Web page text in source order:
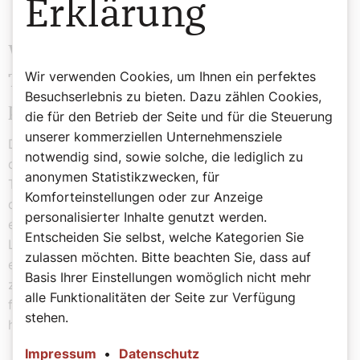
Wie beeinflussen einander die
Theologie als Wissenschaft und Ihre
persönliche Spiritualität?
Darauf antworte ich mit einem rabbinischen Zitat, in
dem es heißt: ‚Auf drei Säulen ruht die Welt. Auf der
Tora, also auf dem Lernen, dem Gottesdienst und auf
den guten Werken.‘ Diese drei Säulen bilden das Leben
eines Theologen. Wenn die Theologie nicht in der
Liturgie verwurzelt ist und im Leben der Kirche, wird sie
es schwer haben. Und man muss die Dinge tun, um sie
zu erkennen. Ist mein Wissen größer als mein Tun und
fehlt das Gebet, wird die Weisheit keinen Bestand
haben.
Erklärung
Wir verwenden Cookies, um Ihnen ein perfektes
Besuchserlebnis zu bieten. Dazu zählen Cookies,
die für den Betrieb der Seite und für die Steuerung
unserer kommerziellen Unternehmensziele
notwendig sind, sowie solche, die lediglich zu
anonymen Statistikzwecken, für
Komforteinstellungen oder zur Anzeige
personalisierter Inhalte genutzt werden.
Entscheiden Sie selbst, welche Kategorien Sie
zulassen möchten. Bitte beachten Sie, dass auf
Basis Ihrer Einstellungen womöglich nicht mehr
alle Funktionalitäten der Seite zur Verfügung
stehen.
Impressum • Datenschutz